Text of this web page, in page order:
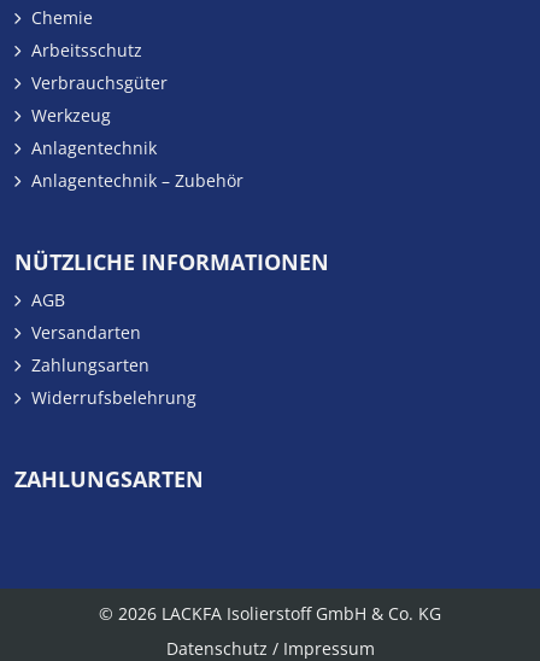
Chemie
Arbeitsschutz
Verbrauchsgüter
Werkzeug
Anlagentechnik
Anlagentechnik – Zubehör
NÜTZLICHE INFORMATIONEN
AGB
Versandarten
Zahlungsarten
Widerrufsbelehrung
ZAHLUNGSARTEN
© 2026 LACKFA Isolierstoff GmbH & Co. KG
Datenschutz
Impressum